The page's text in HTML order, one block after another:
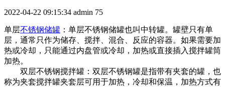
2022-04-22 09:15:34 admin 75
单层不锈钢储罐 ：单层不锈钢储罐也叫中转罐。罐壁只有单
层，通常只作为储存、搅拌、混合、反应的容器。如果需要加
热或冷却，只能通过内盘管或冷却，加热或直接插入搅拌罐筒
加热。
双层不锈钢搅拌罐：双层不锈钢罐是指带有夹套的罐，也
称为夹套搅拌罐夹套层可用于加热，冷却和保温，加热方式有